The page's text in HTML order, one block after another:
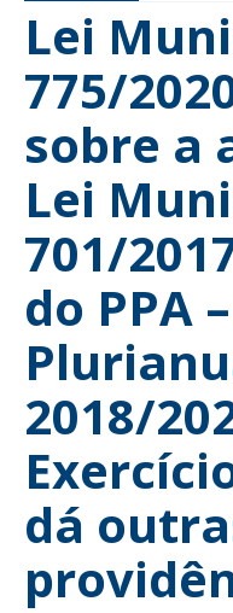
Lei
775/
sobre a
Lei
701/
do PPA
2018/
dá